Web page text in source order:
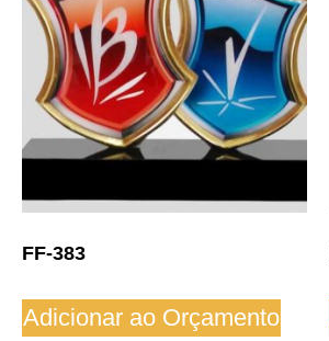
FF-383
Adicionar ao Orçamento